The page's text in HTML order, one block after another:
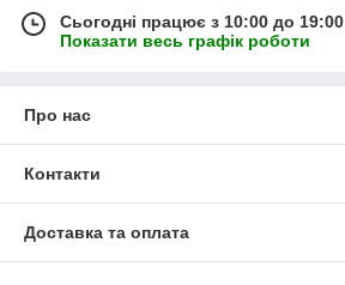
Сьогодні працює з 10:00 до 19:00
Показати весь графік роботи
Про нас
Контакти
Доставка та оплата